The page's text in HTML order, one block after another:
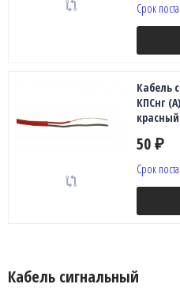
Срок
Кабель
КПСнг
красный
50 ₽
Срок
Кабель сигнальный